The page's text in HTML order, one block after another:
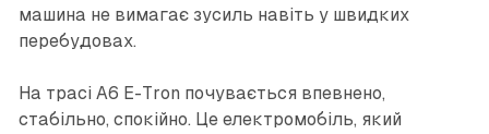
машина не вимагає зусиль навіть у швидких
перебудовах.
На трасі A6 E-Tron почувається впевнено,
стабільно, спокійно. Це електромобіль, який